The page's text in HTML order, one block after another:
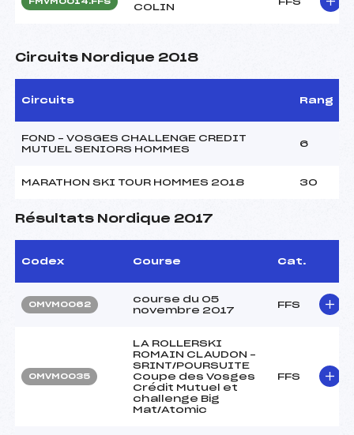
COLIN
Circuits Nordique 2018
Circuits Rang
FOND – VOSGES CHALLENGE CREDIT
MUTUEL SENIORS HOMMES
6
MARATHON SKI TOUR HOMMES 2018 30
Résultats Nordique 2017
Codex Course Cat.
OMVM0062
course du 05
novembre 2017
FFS
OMVM0035
LA ROLLERSKI
ROMAIN CLAUDON –
SRINT/POURSUITE
Coupe des Vosges
Crédit Mutuel et
challenge Big
Mat/Atomic
FFS